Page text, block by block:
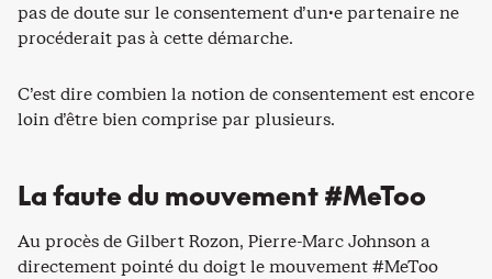
pas de doute sur le consentement d’un·e partenaire ne
procéderait pas à cette démarche.
C’est dire combien la notion de consentement est encore
loin d’être bien comprise par plusieurs.
La faute du mouvement #MeToo
Au procès de Gilbert Rozon, Pierre-Marc Johnson a
directement pointé du doigt le mouvement #MeToo